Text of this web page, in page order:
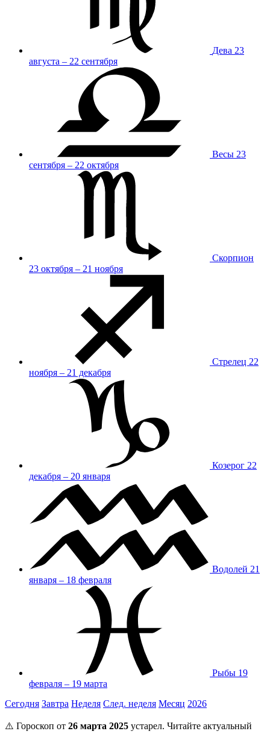
Дева 23
августа – 22 сентября
Весы 23
сентября – 22 октября
Скорпион
23 октября – 21 ноября
Стрелец 22
ноября – 21 декабря
Козерог 22
декабря – 20 января
Водолей 21
января – 18 февраля
Рыбы 19
февраля – 19 марта
Сегодня Завтра Неделя След. неделя Месяц 2026
⚠️ Гороскоп от 26 марта 2025 устарел. Читайте актуальный